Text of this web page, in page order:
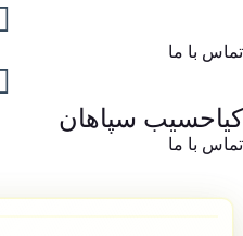
تماس با ما
کیاحسیب سپاهان
تماس با ما